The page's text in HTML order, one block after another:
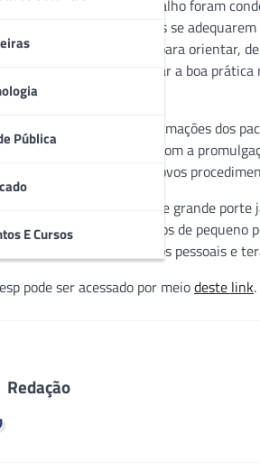
Pública
E Cursos
o seu cotidiano de trabalho foram
dos consultórios se
elaborou o Guia para orientar,
A intenção é incentivar a boa
das informações dos
foi ampliado com a
ou digital, exigindo novos
e privadas de saúde de grande
nos consultórios médicos de
é o controlador de dados pessoais e
pode ser acessado por meiodeste link.
Redação